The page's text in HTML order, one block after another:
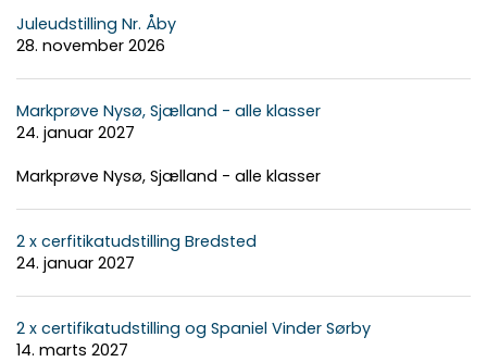
Juleudstilling Nr. Åby
28. november 2026
Markprøve Nysø, Sjælland - alle klasser
24. januar 2027
Markprøve Nysø, Sjælland - alle klasser
2 x cerfitikatudstilling Bredsted
24. januar 2027
2 x certifikatudstilling og Spaniel Vinder Sørby
14. marts 2027